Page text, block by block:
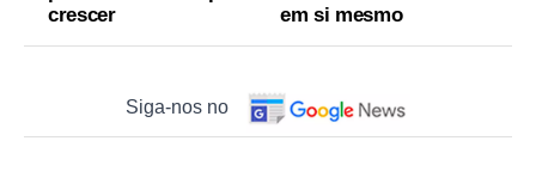
crescer
em si mesmo
Siga-nos no